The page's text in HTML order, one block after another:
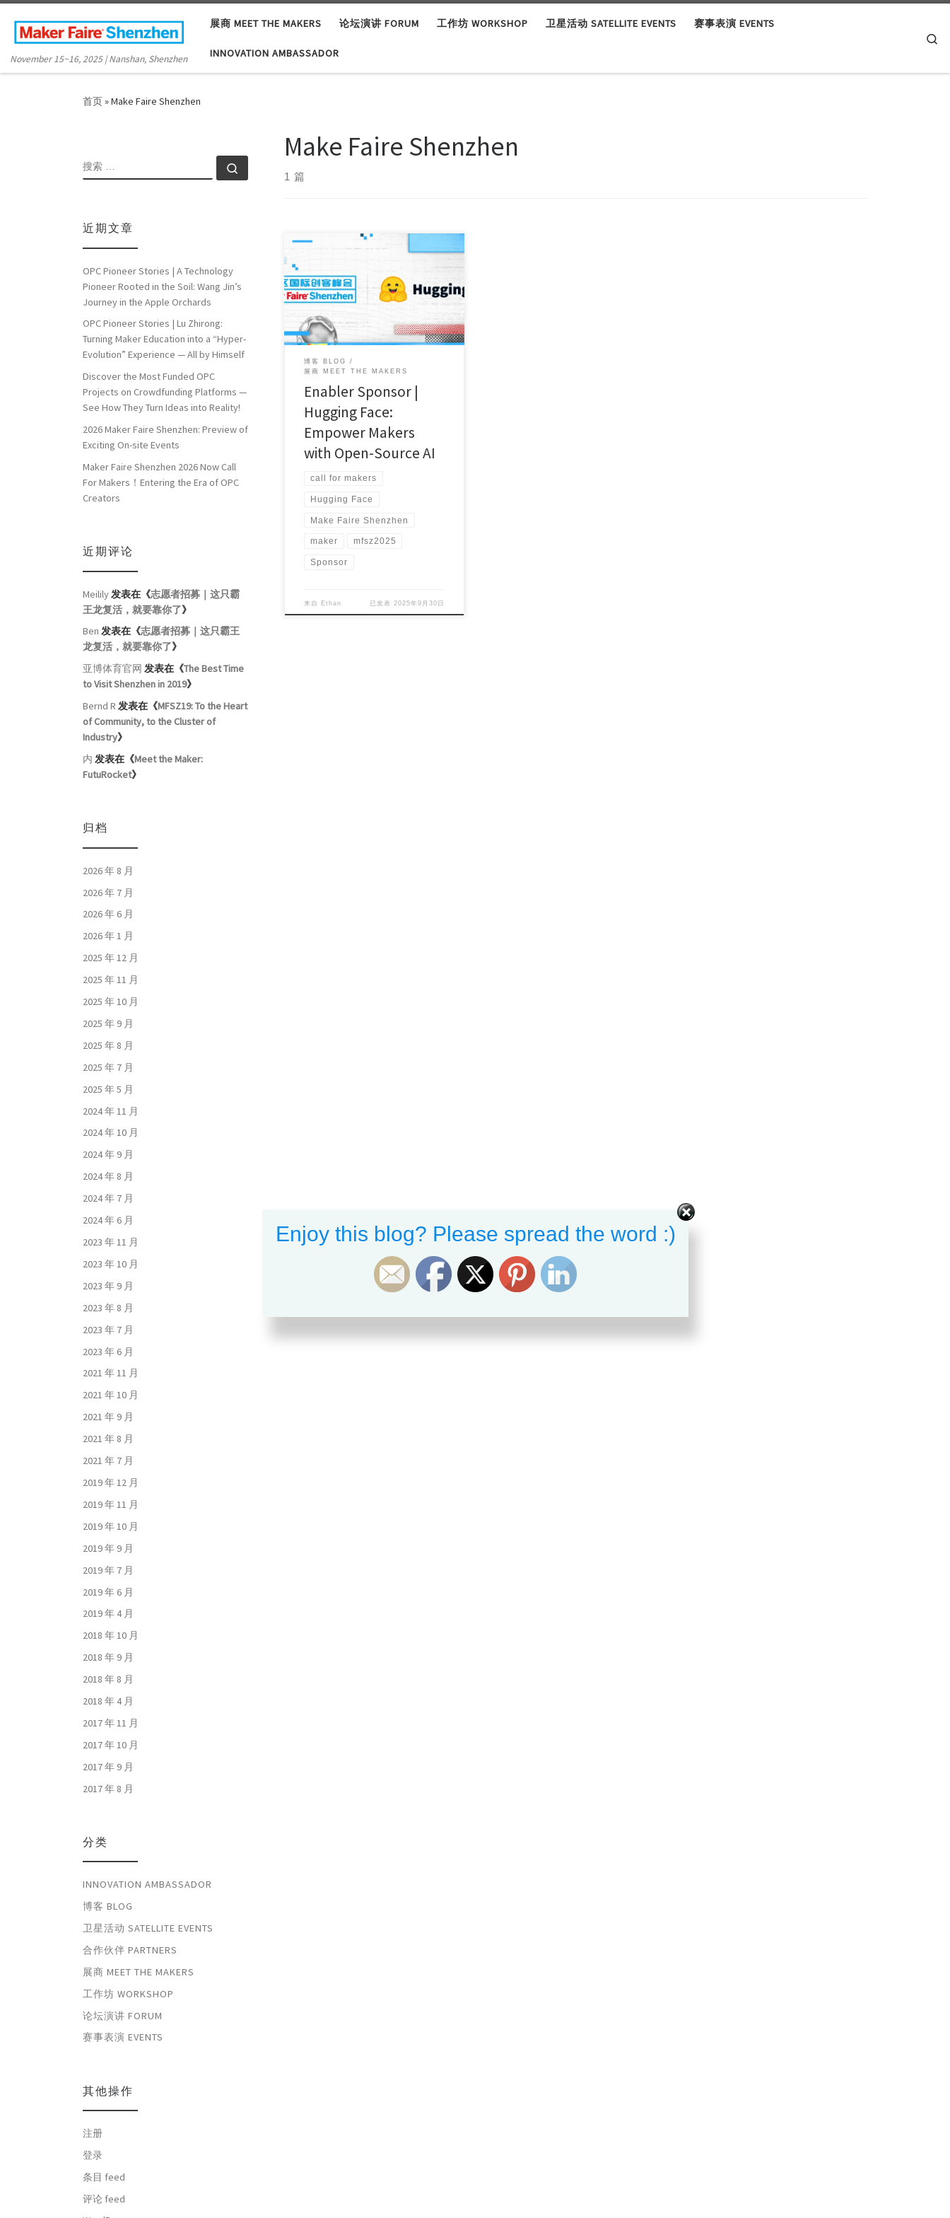
Skip to content
November 15~16, 2025 | Nanshan, Shenzhen
展商 MEET THE MAKERS 论坛演讲 FORUM 工作坊 WORKSHOP 卫星活动 SATELLITE EVENTS 赛事表演 EVENTS
INNOVATION AMBASSADOR
首页»Make Faire Shenzhen
Make Faire Shenzhen
1 篇
What happens when one of the
world’s most ac […]
博客 BLOG
展商 MEET THE MAKERS
Enabler Sponsor |
Hugging Face:
Empower Makers
with Open-Source AI
call for makers
Hugging Face
Make Faire Shenzhen
maker mfsz2025
Sponsor
来自 Ethan 已发表 2025年9月30日
搜索
近期文章
OPC Pioneer Stories | A Technology
Pioneer Rooted in the Soil: Wang Jin’s
Journey in the Apple Orchards
OPC Pioneer Stories | Lu Zhirong:
Turning Maker Education into a “Hyper-
Evolution” Experience — All by Himself
Discover the Most Funded OPC
Projects on Crowdfunding Platforms —
See How They Turn Ideas into Reality!
2026 Maker Faire Shenzhen: Preview of
Exciting On-site Events
Maker Faire Shenzhen 2026 Now Call
For Makers！Entering the Era of OPC
Creators
近期评论
Meilily 发表在《志愿者招募｜这只霸
王龙复活，就要靠你了》
Ben 发表在《志愿者招募｜这只霸王
龙复活，就要靠你了》
亚博体育官网 发表在《The Best Time
to Visit Shenzhen in 2019》
Bernd R 发表在《MFSZ19: To the Heart
of Community, to the Cluster of
Industry》
内 发表在《Meet the Maker:
FutuRocket》
归档
2026 年 8 月
2026 年 7 月
2026 年 6 月
2026 年 1 月
2025 年 12 月
2025 年 11 月
2025 年 10 月
2025 年 9 月
2025 年 8 月
2025 年 7 月
2025 年 5 月
2024 年 11 月
2024 年 10 月
2024 年 9 月
2024 年 8 月
2024 年 7 月
2024 年 6 月
2023 年 11 月
2023 年 10 月
2023 年 9 月
2023 年 8 月
2023 年 7 月
2023 年 6 月
2021 年 11 月
2021 年 10 月
2021 年 9 月
2021 年 8 月
2021 年 7 月
2019 年 12 月
2019 年 11 月
2019 年 10 月
2019 年 9 月
2019 年 7 月
2019 年 6 月
2019 年 4 月
2018 年 10 月
2018 年 9 月
2018 年 8 月
2018 年 4 月
2017 年 11 月
2017 年 10 月
2017 年 9 月
2017 年 8 月
分类
INNOVATION AMBASSADOR
博客 BLOG
卫星活动 SATELLITE EVENTS
合作伙伴 PARTNERS
展商 MEET THE MAKERS
工作坊 WORKSHOP
论坛演讲 FORUM
赛事表演 EVENTS
其他操作
注册
登录
条目 feed
评论 feed
Enjoy this blog? Please spread the word :)